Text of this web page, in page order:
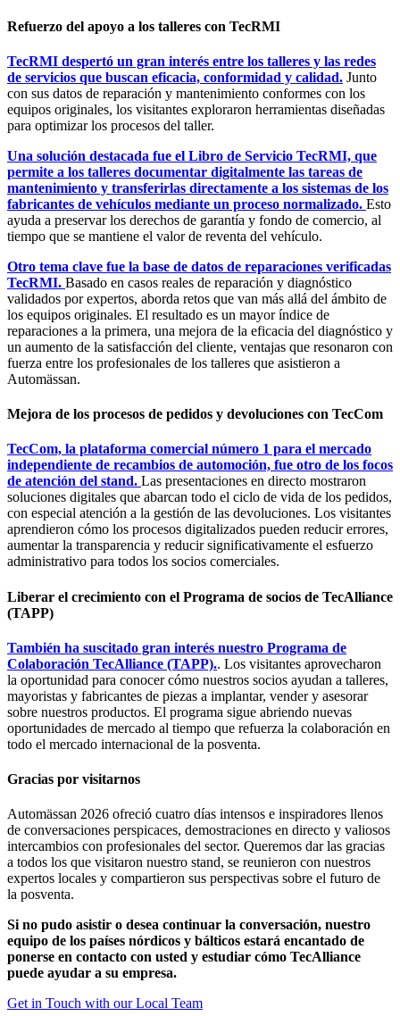
Refuerzo del apoyo a los talleres con TecRMI
TecRMI despertó un gran interés entre los talleres y las redes
de servicios que buscan eficacia, conformidad y calidad. Junto
con sus datos de reparación y mantenimiento conformes con los
equipos originales, los visitantes exploraron herramientas diseñadas
para optimizar los procesos del taller.
Una solución destacada fue el Libro de Servicio TecRMI, que
permite a los talleres documentar digitalmente las tareas de
mantenimiento y transferirlas directamente a los sistemas de los
fabricantes de vehículos mediante un proceso normalizado. Esto
ayuda a preservar los derechos de garantía y fondo de comercio, al
tiempo que se mantiene el valor de reventa del vehículo.
Otro tema clave fue la base de datos de reparaciones verificadas
TecRMI. Basado en casos reales de reparación y diagnóstico
validados por expertos, aborda retos que van más allá del ámbito de
los equipos originales. El resultado es un mayor índice de
reparaciones a la primera, una mejora de la eficacia del diagnóstico y
un aumento de la satisfacción del cliente, ventajas que resonaron con
fuerza entre los profesionales de los talleres que asistieron a
Automässan.
Mejora de los procesos de pedidos y devoluciones con TecCom
TecCom, la plataforma comercial número 1 para el mercado
independiente de recambios de automoción, fue otro de los focos
de atención del stand. Las presentaciones en directo mostraron
soluciones digitales que abarcan todo el ciclo de vida de los pedidos,
con especial atención a la gestión de las devoluciones. Los visitantes
aprendieron cómo los procesos digitalizados pueden reducir errores,
aumentar la transparencia y reducir significativamente el esfuerzo
administrativo para todos los socios comerciales.
Liberar el crecimiento con el Programa de socios de TecAlliance
(TAPP)
También ha suscitado gran interés nuestro Programa de
Colaboración TecAlliance (TAPP).. Los visitantes aprovecharon
la oportunidad para conocer cómo nuestros socios ayudan a talleres,
mayoristas y fabricantes de piezas a implantar, vender y asesorar
sobre nuestros productos. El programa sigue abriendo nuevas
oportunidades de mercado al tiempo que refuerza la colaboración en
todo el mercado internacional de la posventa.
Gracias por visitarnos
Automässan 2026 ofreció cuatro días intensos e inspiradores llenos
de conversaciones perspicaces, demostraciones en directo y valiosos
intercambios con profesionales del sector. Queremos dar las gracias
a todos los que visitaron nuestro stand, se reunieron con nuestros
expertos locales y compartieron sus perspectivas sobre el futuro de
la posventa.
Si no pudo asistir o desea continuar la conversación, nuestro
equipo de los países nórdicos y bálticos estará encantado de
ponerse en contacto con usted y estudiar cómo TecAlliance
puede ayudar a su empresa.
Get in Touch with our Local Team